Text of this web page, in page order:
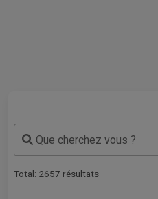
Que cherchez vous ?
Total: 2657 résultats